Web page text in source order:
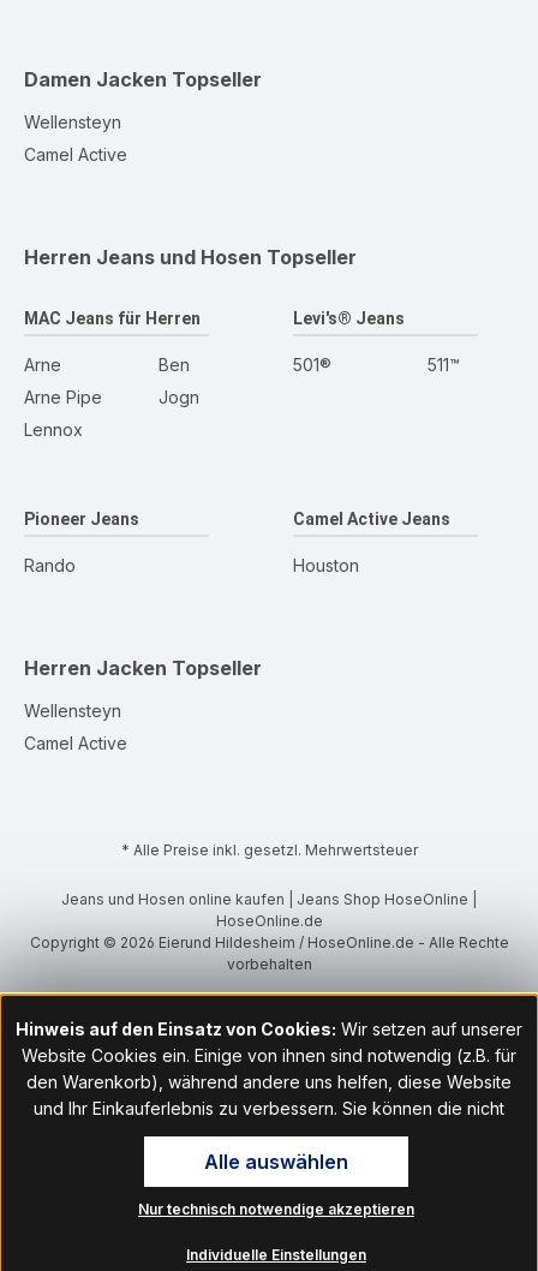
Damen Jacken Topseller
Wellensteyn
Camel Active
Herren Jeans und Hosen Topseller
MAC Jeans für Herren
Arne
Arne Pipe
Lennox
Ben
Jogn
Levi's® Jeans
501® 511™
Pioneer Jeans
Rando
Camel Active Jeans
Houston
Herren Jacken Topseller
Wellensteyn
Camel Active
* Alle Preise inkl. gesetzl. Mehrwertsteuer
Jeans und Hosen online kaufen | Jeans Shop HoseOnline |
HoseOnline.de
Copyright © 2026 Eierund Hildesheim / HoseOnline.de - Alle Rechte
vorbehalten
Hinweis auf den Einsatz von Cookies: Wir setzen auf unserer
Website Cookies ein. Einige von ihnen sind notwendig (z.B. für
den Warenkorb), während andere uns helfen, diese Website
und Ihr Einkauferlebnis zu verbessern. Sie können die nicht
notwendigen Cookies mit Klick auf „OK“ akzeptieren oder per
Klick auf "Nur technisch notwendige akzeptieren" ablehnen. Den
Zugang zu den Cookie-Einstellungen finden Sie im Fußbereich
unserer Website im Menüpunkt „Informationen“. Dort können Sie
Nur technisch notwendige akzeptieren
Individuelle Einstellungen
Alle auswählen